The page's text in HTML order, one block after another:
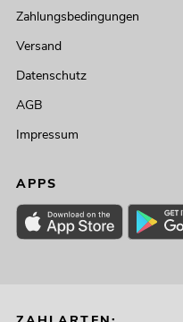
Zahlungsbedingungen
Versand
Datenschutz
AGB
Impressum
APPS